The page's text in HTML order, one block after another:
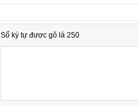
Số ký tự được gõ là 250